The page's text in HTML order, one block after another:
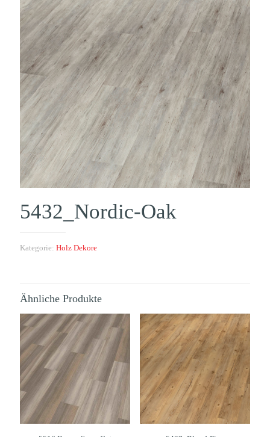
5432_Nordic-Oak
Kategorie: Holz Dekore
Ähnliche Produkte